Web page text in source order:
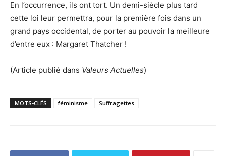
En l’occurrence, ils ont tort. Un demi-siècle plus tard
cette loi leur permettra, pour la première fois dans un
grand pays occidental, de porter au pouvoir la meilleure
d’entre eux : Margaret Thatcher !
(Article publié dans Valeurs Actuelles)
MOTS-CLÉS féminisme Suffragettes